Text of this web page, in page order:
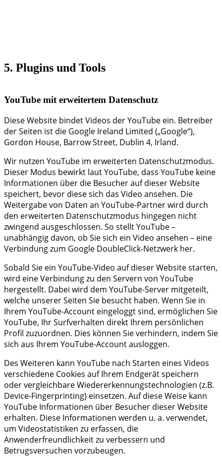
5. Plugins und Tools
YouTube mit erweitertem Datenschutz
Diese Website bindet Videos der YouTube ein. Betreiber
der Seiten ist die Google Ireland Limited („Google“),
Gordon House, Barrow Street, Dublin 4, Irland.
Wir nutzen YouTube im erweiterten Datenschutzmodus.
Dieser Modus bewirkt laut YouTube, dass YouTube keine
Informationen über die Besucher auf dieser Website
speichert, bevor diese sich das Video ansehen. Die
Weitergabe von Daten an YouTube-Partner wird durch
den erweiterten Datenschutzmodus hingegen nicht
zwingend ausgeschlossen. So stellt YouTube –
unabhängig davon, ob Sie sich ein Video ansehen – eine
Verbindung zum Google DoubleClick-Netzwerk her.
Sobald Sie ein YouTube-Video auf dieser Website starten,
wird eine Verbindung zu den Servern von YouTube
hergestellt. Dabei wird dem YouTube-Server mitgeteilt,
welche unserer Seiten Sie besucht haben. Wenn Sie in
Ihrem YouTube-Account eingeloggt sind, ermöglichen Sie
YouTube, Ihr Surfverhalten direkt Ihrem persönlichen
Profil zuzuordnen. Dies können Sie verhindern, indem Sie
sich aus Ihrem YouTube-Account ausloggen.
Des Weiteren kann YouTube nach Starten eines Videos
verschiedene Cookies auf Ihrem Endgerät speichern
oder vergleichbare Wiedererkennungstechnologien (z.B.
Device-Fingerprinting) einsetzen. Auf diese Weise kann
YouTube Informationen über Besucher dieser Website
erhalten. Diese Informationen werden u. a. verwendet,
um Videostatistiken zu erfassen, die
Anwenderfreundlichkeit zu verbessern und
Betrugsversuchen vorzubeugen.